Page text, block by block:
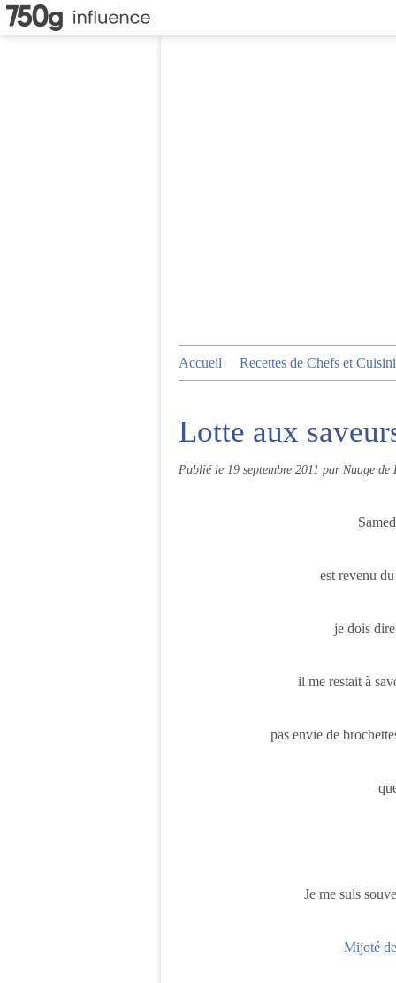
Accueil Recettes de Chefs et
Lotte aux
Publié le 19 septembre 2011 par Nuage de
est revenu
je dois
il me restait à
pas envie de
Je me suis
Mijoté